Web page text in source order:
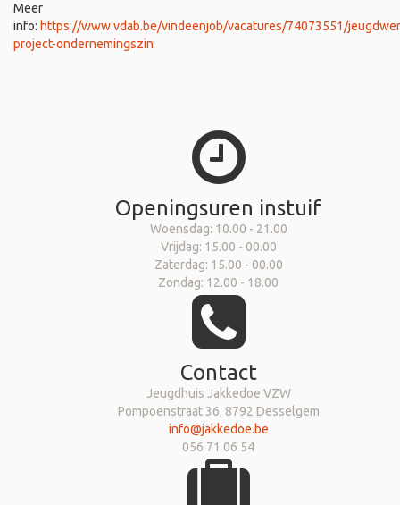
Meer
info: https://www.vdab.be/vindeenjob/vacatures/74073551/
project-ondernemingszin
Openingsuren instuif
Woensdag: 10.00 - 21.00
Vrijdag: 15.00 - 00.00
Zaterdag: 15.00 - 00.00
Zondag: 12.00 - 18.00
Contact
Jeugdhuis Jakkedoe VZW
Pompoenstraat 36, 8792 Desselgem
info@jakkedoe.be
056 71 06 54